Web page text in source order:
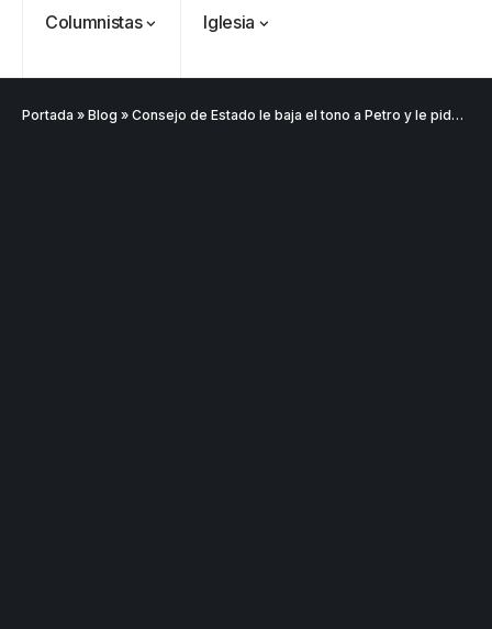
Columnistas Iglesia
Portada » Blog » Consejo de Estado le baja el tono a Petro y le pide frenar propaganda electoral a días de las elecciones